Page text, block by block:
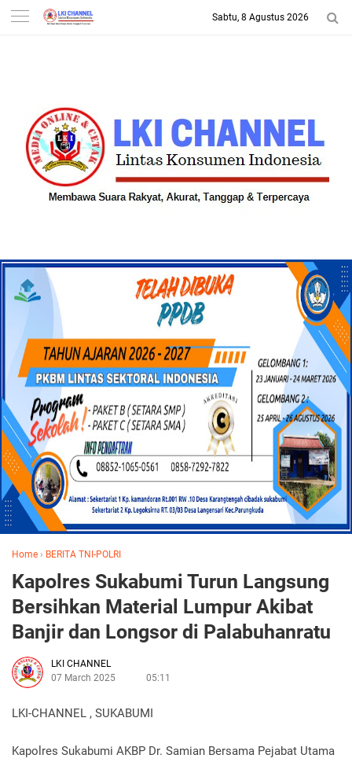
-->
Sabtu, 8 Agustus 2026
Home › BERITA TNI-POLRI
Kapolres Sukabumi Turun Langsung
Bersihkan Material Lumpur Akibat
Banjir dan Longsor di Palabuhanratu
LKI CHANNEL
07 March 2025
05:11
LKI-CHANNEL , SUKABUMI
Kapolres Sukabumi AKBP Dr. Samian Bersama Pejabat Utama